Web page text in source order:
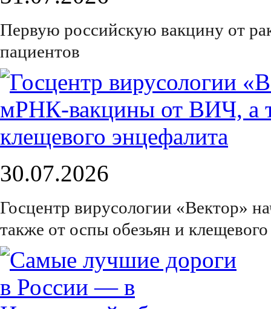
Первую российскую вакцину от
пациентов
30.07.2026
Госцентр вирусологии «Вектор»
также от оспы обезьян и